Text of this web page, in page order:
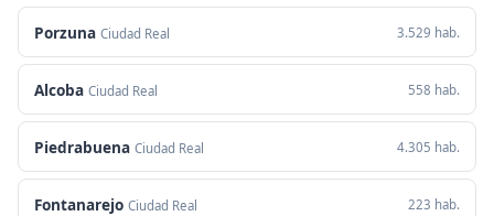
Porzuna Ciudad Real 3.529 hab.
Alcoba Ciudad Real 558 hab.
Piedrabuena Ciudad Real 4.305 hab.
Fontanarejo Ciudad Real 223 hab.